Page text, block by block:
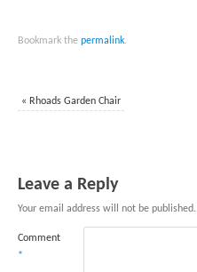
Bookmark thepermalink.
« Rhoads Garden Chair
Leave a Reply
Your email address will not be published.
Comment
*